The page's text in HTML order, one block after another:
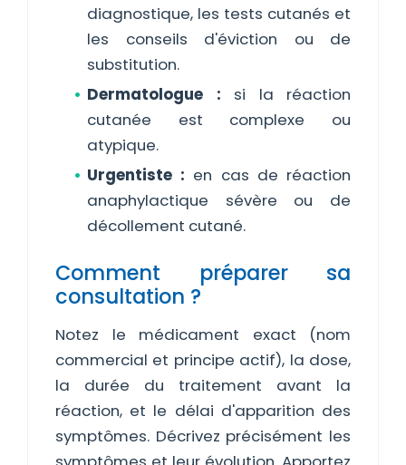
diagnostique, les tests cutanés et
les conseils d'éviction ou de
substitution.
Dermatologue : si la réaction
cutanée est complexe ou
atypique.
Urgentiste : en cas de réaction
anaphylactique sévère ou de
décollement cutané.
Comment préparer sa
consultation ?
Notez le médicament exact (nom
commercial et principe actif), la dose,
la durée du traitement avant la
réaction, et le délai d'apparition des
symptômes. Décrivez précisément les